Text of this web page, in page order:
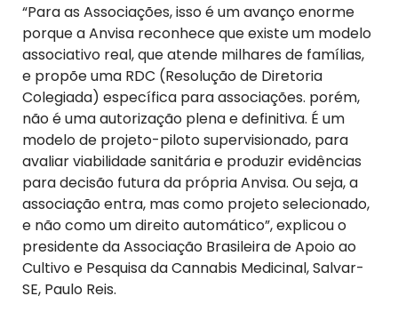
“Para as Associações, isso é um avanço enorme
porque a Anvisa reconhece que existe um modelo
associativo real, que atende milhares de famílias,
e propõe uma RDC (Resolução de Diretoria
Colegiada) específica para associações. porém,
não é uma autorização plena e definitiva. É um
modelo de projeto-piloto supervisionado, para
avaliar viabilidade sanitária e produzir evidências
para decisão futura da própria Anvisa. Ou seja, a
associação entra, mas como projeto selecionado,
e não como um direito automático”, explicou o
presidente da Associação Brasileira de Apoio ao
Cultivo e Pesquisa da Cannabis Medicinal, Salvar-
SE, Paulo Reis.